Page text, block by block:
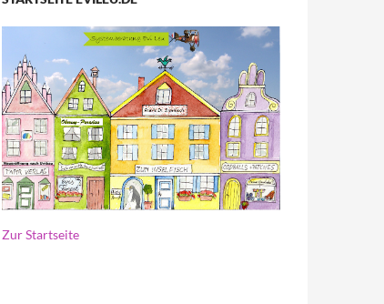
Zur Startseite